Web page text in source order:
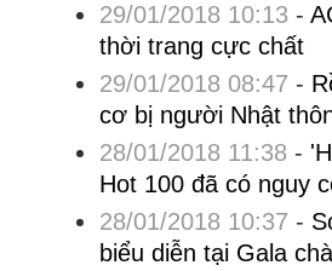
29/01/2018 10:13 -
thời trang cực chất
29/01/2018 08:47 -
cơ bị người Nhật
28/01/2018 11:38 -
Hot 100 đã có nguy
28/01/2018 10:37 -
biểu diễn tại Gala